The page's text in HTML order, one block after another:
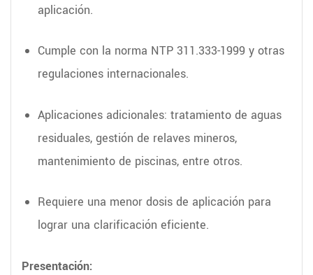
aplicación.
Cumple con la norma NTP 311.333-1999 y otras
regulaciones internacionales.
Aplicaciones adicionales: tratamiento de aguas
residuales, gestión de relaves mineros,
mantenimiento de piscinas, entre otros.
Requiere una menor dosis de aplicación para
lograr una clarificación eficiente.
Presentación: